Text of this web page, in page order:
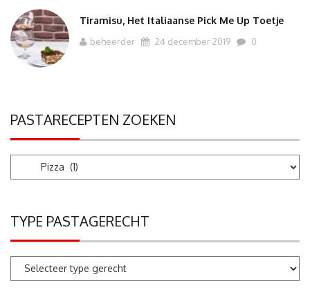
Tiramisu, Het Italiaanse Pick Me Up Toetje
beheerder 24 december 2019 0
PASTARECEPTEN ZOEKEN
Pastarecepten
TYPE PASTAGERECHT